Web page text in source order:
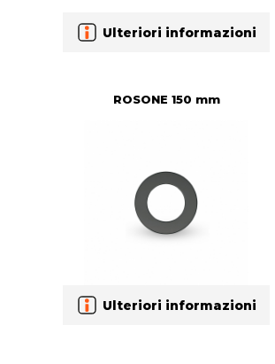
Ulteriori informazioni
ROSONE 150 mm
Ulteriori informazioni